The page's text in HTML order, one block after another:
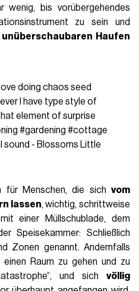
wenig, bis vorübergehendes
zu sein und
Haufen
love doing chaos seed
I have type style of
element of surprise
#gardening #cottage
sound - Blossoms Little
für Menschen, die sich vom
lassen, wichtig, schrittweise
einer Müllschublade, dem
Speisekammer: Schließlich
Zonen genannt. Andernfalls
Raum zu gehen und zu
und sich völlig